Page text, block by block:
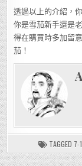
透過以上的介紹，
你是雪茄新手還是
得在購買時多加留
茄！
TAGGED 7-